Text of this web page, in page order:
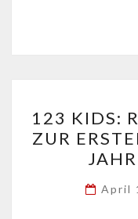
123 KIDS:
ZUR
April